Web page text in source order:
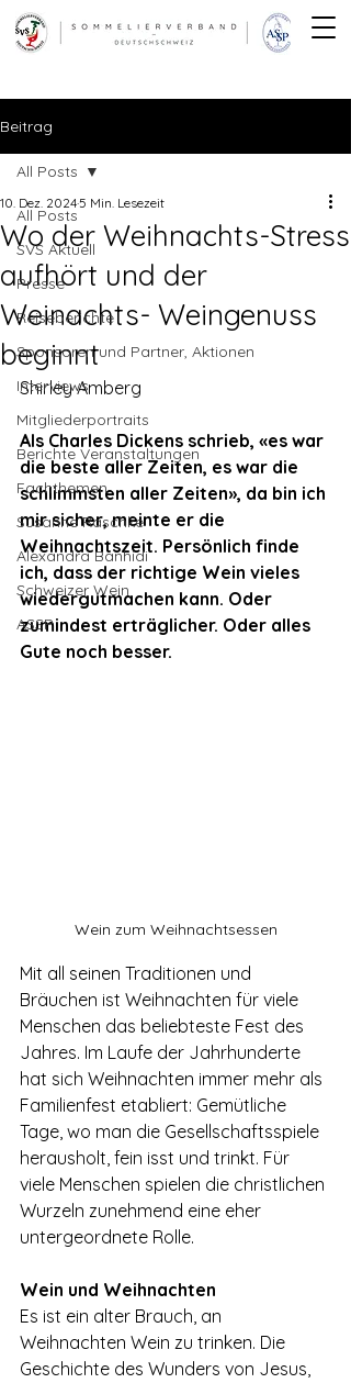
Beitrag
All Posts
SVS Aktuell
Presse
Reiseberichte
Sponsoren und Partner, Aktionen
Interviews
Mitgliederportraits
Berichte Veranstaltungen
Fachthemen
Susanne Raschke
Alexandra Banhidi
Schweizer Wein
ASSP
All Posts
Wo der Weihnachts-Stress
aufhört und der
Weinachts- Weingenuss
beginnt
10. Dez. 20245 Min. Lesezeit
Shirley Amberg
Als Charles Dickens schrieb, «es war
die beste aller Zeiten, es war die
schlimmsten aller Zeiten», da bin ich
mir sicher, meinte er die
Weihnachtszeit. Persönlich finde
ich, dass der richtige Wein vieles
wiedergutmachen kann. Oder
zumindest erträglicher. Oder alles
Gute noch besser.
Wein zum Weihnachtsessen
Mit all seinen Traditionen und
Bräuchen ist Weihnachten für viele
Menschen das beliebteste Fest des
Jahres. Im Laufe der Jahrhunderte
hat sich Weihnachten immer mehr als
Familienfest etabliert: Gemütliche
Tage, wo man die Gesellschaftsspiele
herausholt, fein isst und trinkt. Für
viele Menschen spielen die christlichen
Wurzeln zunehmend eine eher
untergeordnete Rolle.
Wein und Weihnachten
Es ist ein alter Brauch, an
Weihnachten Wein zu trinken. Die
Geschichte des Wunders von Jesus,